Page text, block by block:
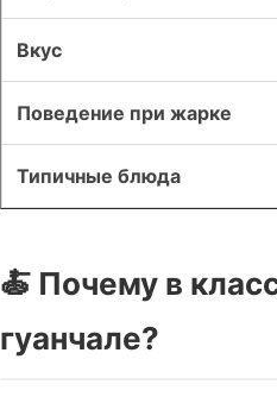
Вкус
Поведение при жарке
Типичные блюда
🍝 Почему в
гуанчале?